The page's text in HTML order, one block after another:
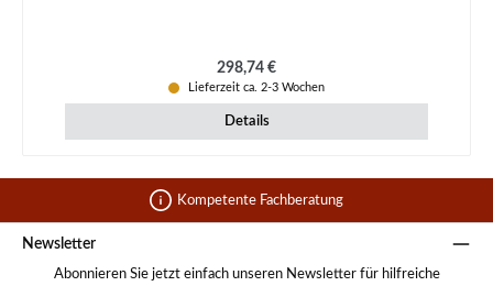
Regulärer Preis:
298,74 €
Lieferzeit ca. 2-3 Wochen
Details
Kompetente Fachberatung
Newsletter
Abonnieren Sie jetzt einfach unseren Newsletter für hilfreiche